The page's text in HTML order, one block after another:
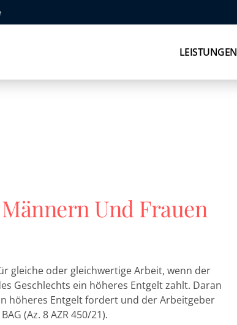
LEISTUNGEN
Und Frauen
gleiche oder gleichwertige Arbeit, wenn der
Geschlechts ein höheres Entgelt zahlt. Daran
höheres Entgelt fordert und der Arbeitgeber
(Az. 8 AZR 450/21).